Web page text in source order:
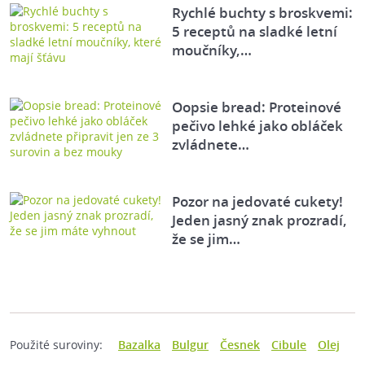
Rychlé buchty s broskvemi:
5 receptů na sladké letní
moučníky,…
Oopsie bread: Proteinové
pečivo lehké jako obláček
zvládnete…
Pozor na jedovaté cukety!
Jeden jasný znak prozradí,
že se jim…
Použité suroviny: Bazalka Bulgur Česnek Cibule
Olej